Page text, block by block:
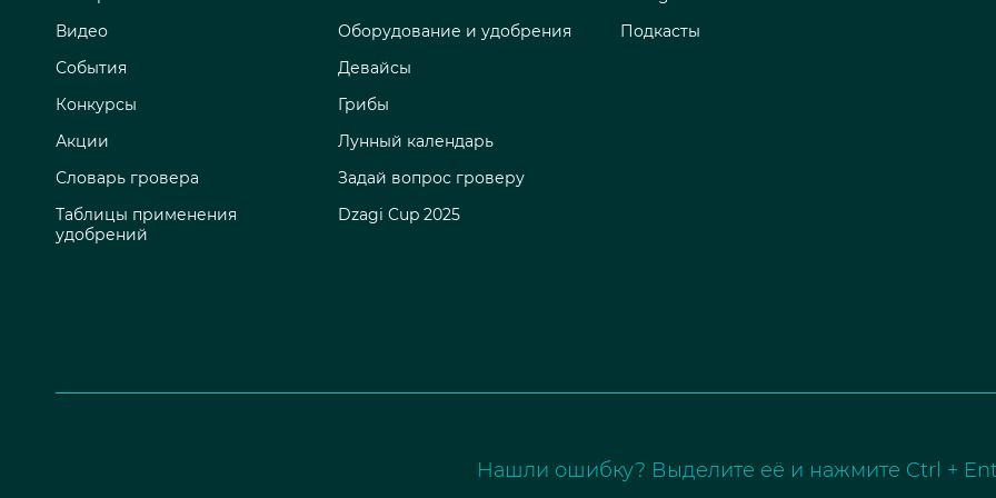
Видео
События
Конкурсы
Акции
Словарь гровера
Таблицы применения
удобрений
Оборудование и удобрения
Девайсы
Грибы
Лунный календарь
Задай вопрос гроверу
Dzagi Cup 2025
Подкасты
Нашли ошибку? Выделите её и нажмите Ctrl +